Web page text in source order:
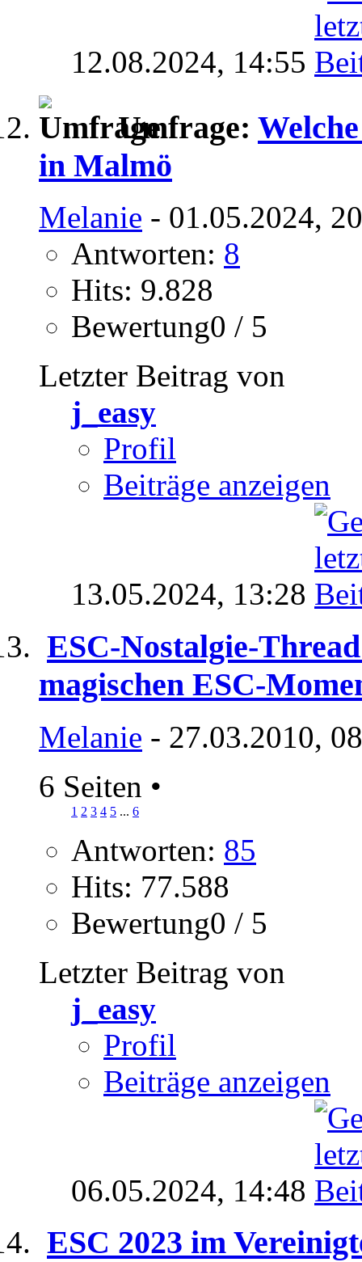
12.08.2024, 14:55
Umfrage:
in Malmö
Melanie - 01.05.2024,
Antworten: 8
Hits: 9.828
Bewertung0 / 5
Letzter Beitrag von
j_easy
Profil
Beiträge anzeigen
13.05.2024, 13:28
ESC-Nostalgie-
magischen ESC-
Melanie - 27.03.2010,
6 Seiten •
1 2 3 4 5 ... 6
Antworten: 85
Hits: 77.588
Bewertung0 / 5
Letzter Beitrag von
j_easy
Profil
Beiträge anzeigen
06.05.2024, 14:48
ESC 2023 im